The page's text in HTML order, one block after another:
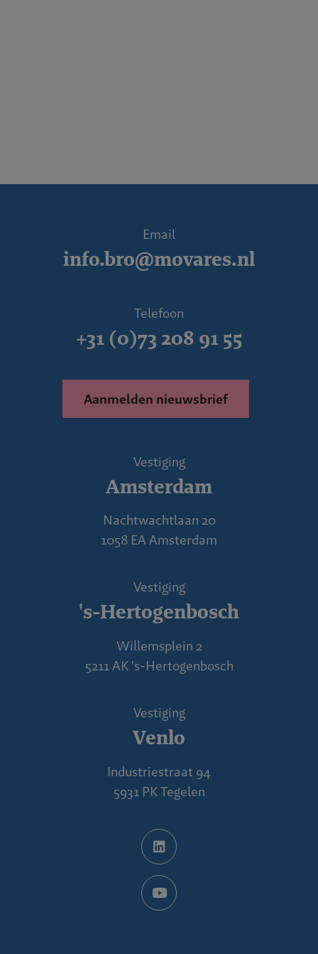
Email
info.bro@movares.nl
Telefoon
+31 (0)73 208 91 55
Aanmelden nieuwsbrief
Vestiging
Amsterdam
Nachtwachtlaan 20
1058 EA Amsterdam
Vestiging
's-Hertogenbosch
Willemsplein 2
5211 AK 's-Hertogenbosch
Vestiging
Venlo
Industriestraat 94
5931 PK Tegelen